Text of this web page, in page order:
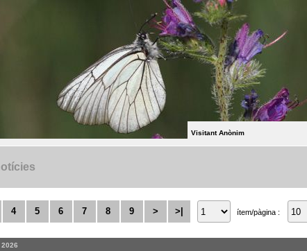
Visitant Anònim
4 5 6 7 8 9 > >| ítem/pàgina :